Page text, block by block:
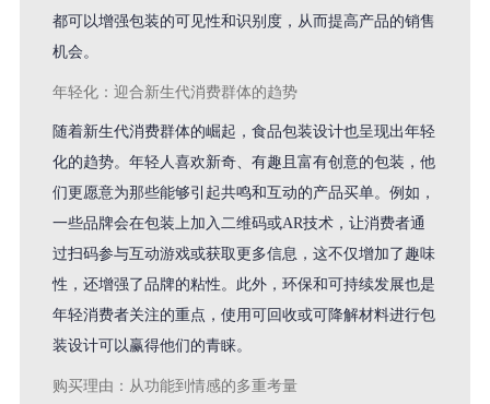
都可以增强包装的可见性和识别度，从而提高产品的销售
机会。
年轻化：迎合新生代消费群体的趋势
随着新生代消费群体的崛起，食品包装设计也呈现出年轻
化的趋势。年轻人喜欢新奇、有趣且富有创意的包装，他
们更愿意为那些能够引起共鸣和互动的产品买单。例如，
一些品牌会在包装上加入二维码或AR技术，让消费者通
过扫码参与互动游戏或获取更多信息，这不仅增加了趣味
性，还增强了品牌的粘性。此外，环保和可持续发展也是
年轻消费者关注的重点，使用可回收或可降解材料进行包
装设计可以赢得他们的青睐。
购买理由：从功能到情感的多重考量